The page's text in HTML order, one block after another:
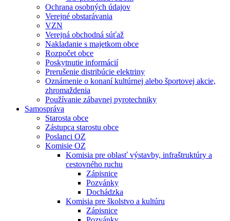
Ochrana osobných údajov
Verejné obstarávania
VZN
Verejná obchodná súťaž
Nakladanie s majetkom obce
Rozpočet obce
Poskytnutie informácií
Prerušenie distribúcie elektriny
Oznámenie o konaní kultúrnej alebo športovej akcie,
zhromaždenia
Používanie zábavnej pyrotechniky
Samospráva
Starosta obce
Zástupca starostu obce
Poslanci OZ
Komisie OZ
Komisia pre oblasť výstavby, infraštruktúry a
cestovného ruchu
Zápisnice
Pozvánky
Dochádzka
Komisia pre školstvo a kultúru
Zápisnice